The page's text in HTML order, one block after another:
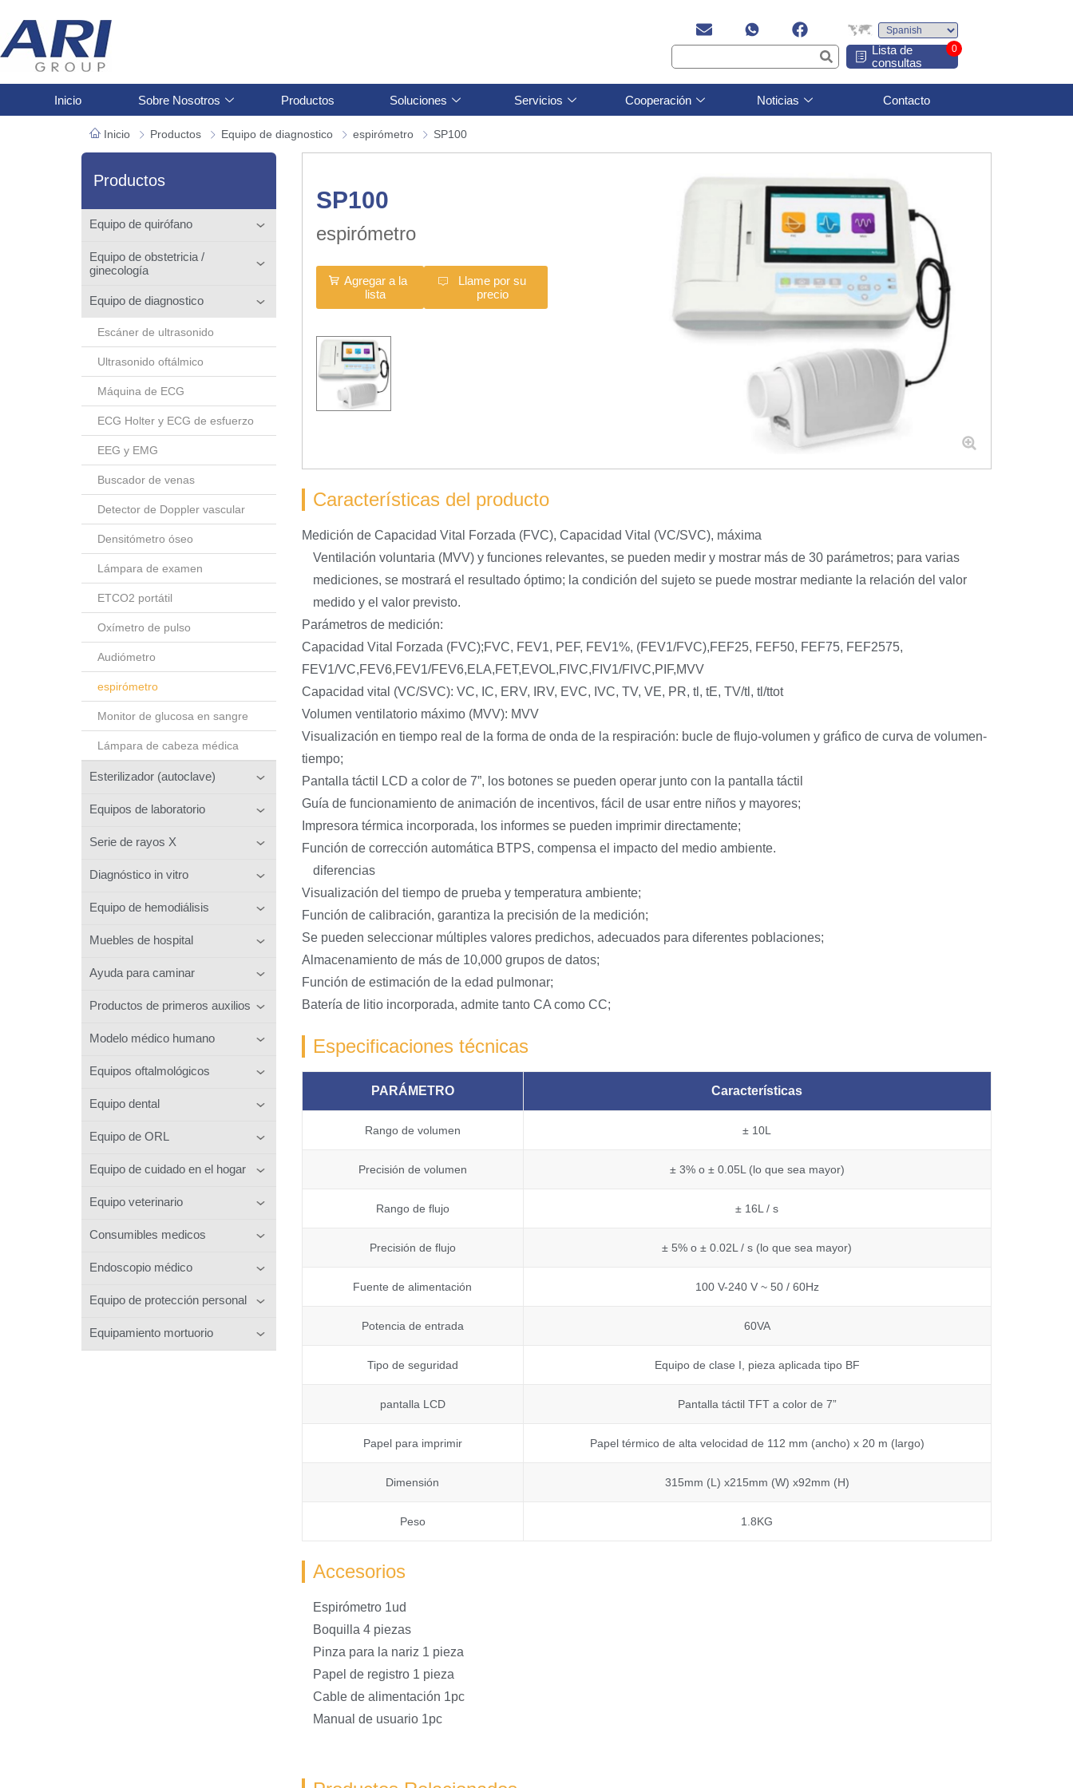
Lista de
consultas
0
Inicio Sobre Nosotros Productos Soluciones Servicios Cooperación Noticias Contacto
Inicio Productos Equipo de diagnostico espirómetro SP100
Productos
Equipo de quirófano
Equipo de obstetricia /
ginecología
Equipo de diagnostico
Escáner de ultrasonido
Ultrasonido oftálmico
Máquina de ECG
ECG Holter y ECG de esfuerzo
EEG y EMG
Buscador de venas
Detector de Doppler vascular
Densitómetro óseo
Lámpara de examen
ETCO2 portátil
Oxímetro de pulso
Audiómetro
espirómetro
Monitor de glucosa en sangre
Lámpara de cabeza médica
Esterilizador (autoclave)
Equipos de laboratorio
Serie de rayos X
Diagnóstico in vitro
Equipo de hemodiálisis
Muebles de hospital
Ayuda para caminar
Productos de primeros auxilios
Modelo médico humano
Equipos oftalmológicos
Equipo dental
Equipo de ORL
Equipo de cuidado en el hogar
Equipo veterinario
Consumibles medicos
Endoscopio médico
Equipo de protección personal
Equipamiento mortuorio
SP100
espirómetro
Agregar a la
lista
Llame por su
precio
Características del producto
Medición de Capacidad Vital Forzada (FVC), Capacidad Vital (VC/SVC), máxima
Ventilación voluntaria (MVV) y funciones relevantes, se pueden medir y mostrar más de 30 parámetros; para varias
mediciones, se mostrará el resultado óptimo; la condición del sujeto se puede mostrar mediante la relación del valor
medido y el valor previsto.
Parámetros de medición:
Capacidad Vital Forzada (FVC);FVC, FEV1, PEF, FEV1%, (FEV1/FVC),FEF25, FEF50, FEF75, FEF2575,
FEV1/VC,FEV6,FEV1/FEV6,ELA,FET,EVOL,FIVC,FIV1/FIVC,PIF,MVV
Capacidad vital (VC/SVC): VC, IC, ERV, IRV, EVC, IVC, TV, VE, PR, tl, tE, TV/tl, tl/ttot
Volumen ventilatorio máximo (MVV): MVV
Visualización en tiempo real de la forma de onda de la respiración: bucle de flujo-volumen y gráfico de curva de volumen-
tiempo;
Pantalla táctil LCD a color de 7”, los botones se pueden operar junto con la pantalla táctil
Guía de funcionamiento de animación de incentivos, fácil de usar entre niños y mayores;
Impresora térmica incorporada, los informes se pueden imprimir directamente;
Función de corrección automática BTPS, compensa el impacto del medio ambiente.
diferencias
Visualización del tiempo de prueba y temperatura ambiente;
Función de calibración, garantiza la precisión de la medición;
Se pueden seleccionar múltiples valores predichos, adecuados para diferentes poblaciones;
Almacenamiento de más de 10,000 grupos de datos;
Función de estimación de la edad pulmonar;
Batería de litio incorporada, admite tanto CA como CC;
Especificaciones técnicas
PARÁMETRO Características
Rango de volumen ± 10L
Precisión de volumen ± 3% o ± 0.05L (lo que sea mayor)
Rango de flujo ± 16L / s
Precisión de flujo ± 5% o ± 0.02L / s (lo que sea mayor)
Fuente de alimentación 100 V-240 V ~ 50 / 60Hz
Potencia de entrada 60VA
Tipo de seguridad Equipo de clase I, pieza aplicada tipo BF
pantalla LCD Pantalla táctil TFT a color de 7”
Papel para imprimir Papel térmico de alta velocidad de 112 mm (ancho) x 20 m (largo)
Dimensión 315mm (L) x215mm (W) x92mm (H)
Peso 1.8KG
Accesorios
Espirómetro 1ud
Boquilla 4 piezas
Pinza para la nariz 1 pieza
Papel de registro 1 pieza
Cable de alimentación 1pc
Manual de usuario 1pc